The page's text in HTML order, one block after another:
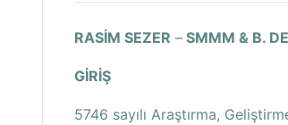
RASİM SEZER – SMMM & B.
GİRİŞ
5746 sayılı Araştırma,